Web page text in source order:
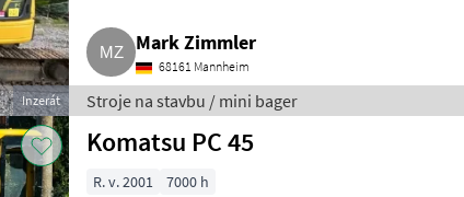
Inzerát
Mark Zimmler
68161 Mannheim
Stroje na stavbu / mini bager
Komatsu PC 45
R. v. 2001 7000 h